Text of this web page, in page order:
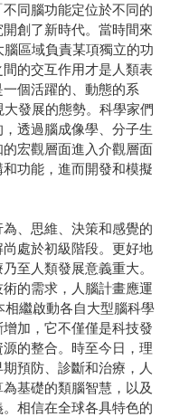
同腦功能定位於不同的
創了新時代。當時間來
區域負責某項獨立的功
的交互作用才是人類表
個活躍的、動態的系
發展的態勢。科學家們
透過腦成像學、分子生
宏觀層面進入介觀層面
功能，進而開發和模擬
、思維、決策和感覺的
處於初級階段。更好地
至人類發展意義重大。
的需求，人腦計畫應運
繼啟動各自大型腦科學
加，它不僅僅是科技發
的整合。時至今日，理
預防、診斷和治療，人
基礎的類腦智慧，以及
相信在全球各具特色的